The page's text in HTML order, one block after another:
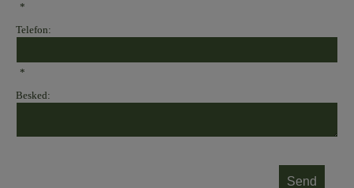
*
Telefon:
*
Besked: